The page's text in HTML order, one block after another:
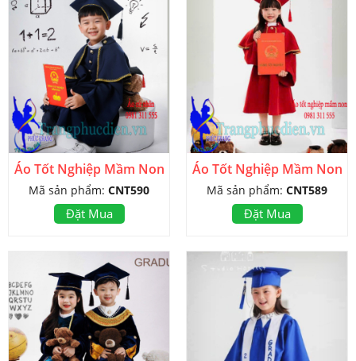
Áo Tốt Nghiệp Mầm Non
Mã sản phẩm: CNT590
Đặt Mua
Áo Tốt Nghiệp Mầm Non
Mã sản phẩm: CNT589
Đặt Mua